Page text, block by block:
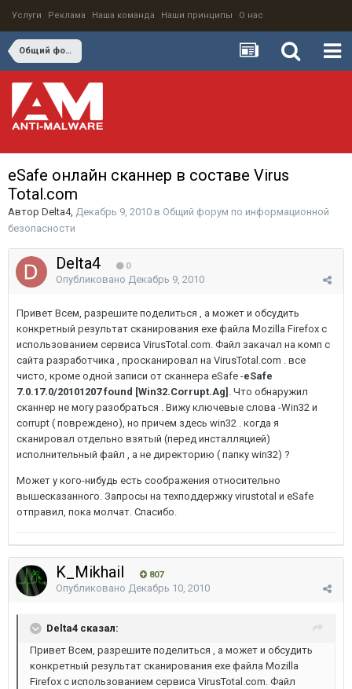
Услуги Реклама Наша команда Наши принципы О нас
Общий форум по информационной безопасности
eSafe онлайн сканнер в составе Virus
Total.com
Автор Delta4, Декабрь 9, 2010 в Общий форум по информационной
безопасности
Delta4 0
Опубликовано Декабрь 9, 2010
Привет Всем, разрешите поделиться , а может и обсудить
конкретный результат сканирования exe файла Mozilla Firefox с
использованием сервиса VirusTotal.com. Файл закачал на комп с
сайта разработчика , просканировал на VirusTotal.com . все
чисто, кроме одной записи от сканнера eSafe -eSafe
7.0.17.0/20101207 found [Win32.Corrupt.Ag] . Что обнаружил
сканнер не могу разобраться . Вижу ключевые слова -Win32 и
corrupt ( повреждено), но причем здесь win32 . когда я
сканировал отдельно взятый (перед инсталляцией)
исполнительный файл , а не директорию ( папку win32) ?
Может у кого-нибудь есть соображения относительно
вышесказанного. Запросы на техподдержку virustotal и eSafe
отправил, пока молчат. Спасибо.
K_Mikhail 807
Опубликовано Декабрь 10, 2010
Delta4 сказал:
Привет Всем, разрешите поделиться , а может и обсудить
конкретный результат сканирования exe файла Mozilla
Firefox с использованием сервиса VirusTotal.com. Файл